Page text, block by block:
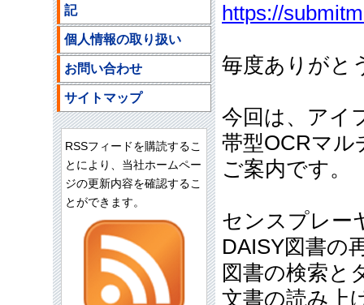
https://
毎度ありがと
今回は、アイ
帯型OCRマル
ご案内です。
センスプレー
DAISY図書の
図書の検索と
文書の読み上
記
個人情報の取り扱い
お問い合わせ
サイトマップ
RSSフィードを購読するこ
とにより、当社ホームペー
ジの更新内容を確認するこ
とができます。